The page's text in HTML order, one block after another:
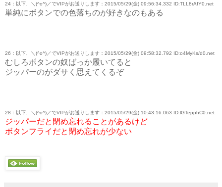
24：以下、＼(^o^)／でVIPがお送りします：2015/05/29(金) 09:56:34.332 ID:TLL8rAfY0.net
単純にボタンでの色落ちのが好きなのもある
26：以下、＼(^o^)／でVIPがお送りします：2015/05/29(金) 09:58:32.792 ID:o4MyKs/d0.net
むしろボタンの奴ばっか履いてると
ジッパーのがダサく思えてくるぞ
28：以下、＼(^o^)／でVIPがお送りします：2015/05/29(金) 10:43:16.063 ID:lGTepphC0.net
ジッパーだと閉め忘れることがあるけど
ボタンフライだと閉め忘れが少ない